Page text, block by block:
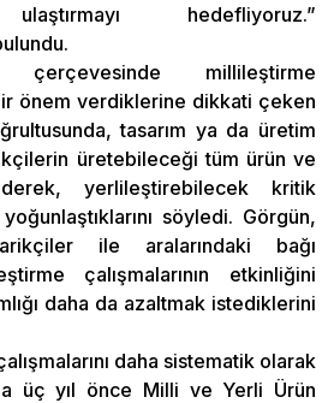
hedefliyoruz.”
çerçevesinde millileştirme
önem verdiklerine dikkati çeken
tasarım ya da üretim
üretebileceği tüm ürün ve
yerlileştirebilecek kritik
söyledi. Görgün,
ile aralarındaki bağı
çalışmalarının etkinliğini
daha da azaltmak istediklerini
daha sistematik olarak
üç yıl önce Milli ve Yerli Ürün